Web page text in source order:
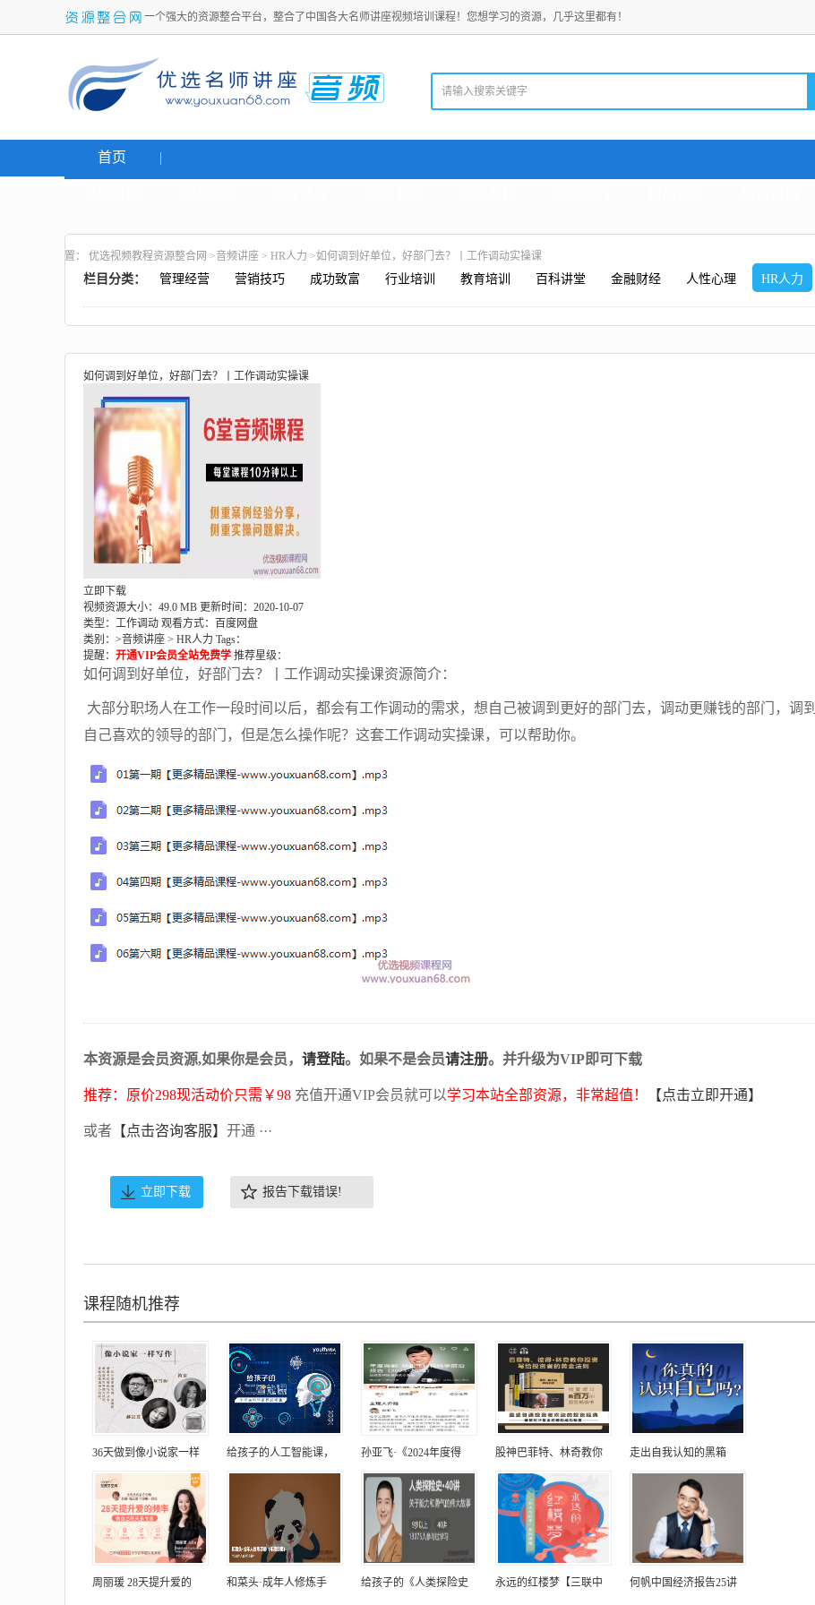
一个强大的资源整合平台，整合了中国各大名师讲座视频培训课程！您想学习的资源，几乎这里都有！
首页
置： 优选视频教程资源整合网 >音频讲座 > HR人力 >如何调到好单位，好部门去？丨工作调动实操课
栏目分类： 管理经营 营销技巧 成功致富 行业培训 教育培训 百科讲堂 金融财经 人性心理 HR人力
如何调到好单位，好部门去？丨工作调动实操课
立即下载
视频资源大小：49.0 MB 更新时间：2020-10-07
类型：工作调动 观看方式：百度网盘
类别：>音频讲座 > HR人力 Tags：
提醒： 开通VIP会员全站免费学 推荐星级：
如何调到好单位，好部门去？丨工作调动实操课资源简介：
大部分职场人在工作一段时间以后，都会有工作调动的需求，想自己被调到更好的部门去，调动更赚钱的部门，调到
自己喜欢的领导的部门，但是怎么操作呢？这套工作调动实操课，可以帮助你。
本资源是会员资源,如果你是会员， 请登陆。如果不是会员请注册。并升级为VIP即可下载
推荐：原价298现活动价只需￥98 充值开通VIP会员就可以学习本站全部资源，非常超值！ 【点击立即开通】
或者 【点击咨询客服】 开通 ···
立即下载 报告下载错误!
课程随机推荐
36天做到像小说家一样 给孩子的人工智能课， 孙亚飞·《2024年度得 股神巴菲特、林奇教你 走出自我认知的黑箱
周丽瑗 28天提升爱的 和菜头·成年人修炼手 给孩子的《人类探险史 永远的红楼梦【三联中 何帆中国经济报告25讲